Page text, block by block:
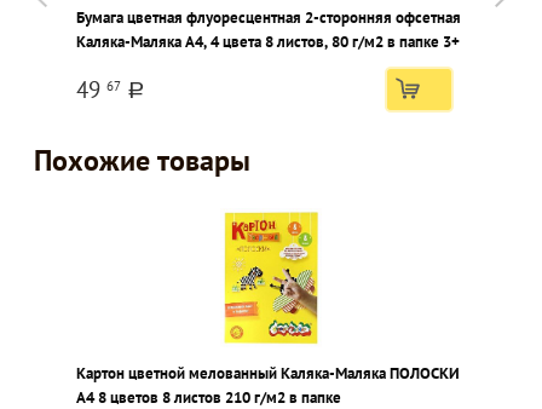
Бумага цветная флуоресцентная 2-сторонняя офсетная
Каляка-Маляка А4, 4 цвета 8 листов, 80 г/м2 в папке 3+
49 67 a
Похожие товары
Картон цветной мелованный Каляка-Маляка ПОЛОСКИ
А4 8 цветов 8 листов 210 г/м2 в папке